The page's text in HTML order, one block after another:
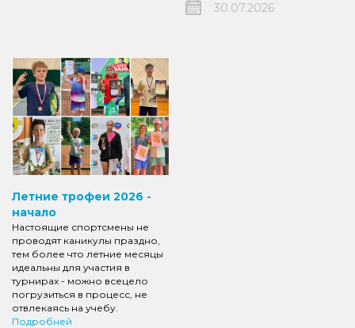
30.07.2026
Летние трофеи 2026 -
начало
Настоящие спортсмены не
проводят каникулы праздно,
тем более что летние месяцы
идеальны для участия в
турнирах - можно всецело
погрузиться в процесс, не
отвлекаясь на учебу.
Подробней